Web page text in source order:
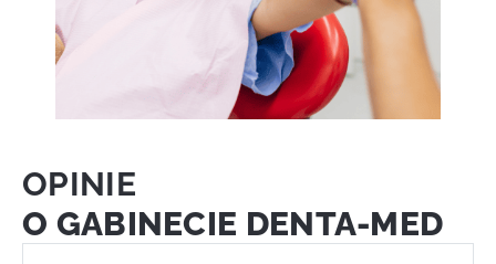
OPINIE
O GABINECIE DENTA-MED